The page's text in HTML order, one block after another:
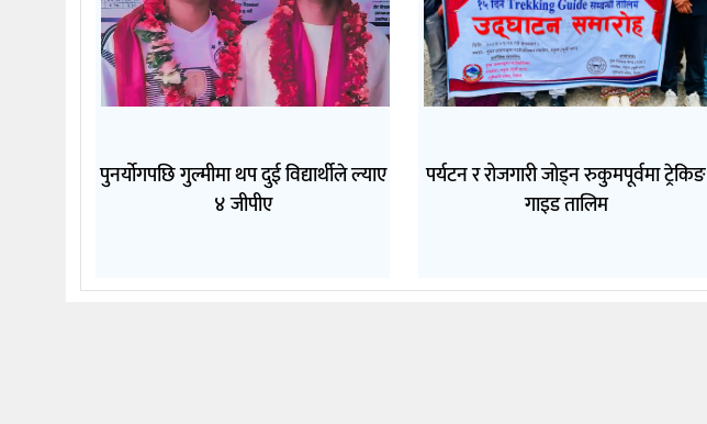
पुनर्योगपछि गुल्मीमा थप दुई विद्यार्थीले ल्याए
४ जीपीए
पर्यटन र रोजगारी जोड्न रुकुमपूर्वमा ट्रेकिङ
गाइड तालिम